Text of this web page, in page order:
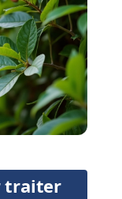
traiter